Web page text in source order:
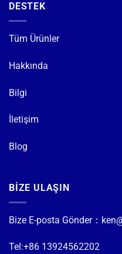
DESTEK
Tüm Ürünler
Hakkında
Bilgi
İletişim
Blog
BİZE ULAŞIN
Bize E-posta Gönder：
Tel:+86 13924562202